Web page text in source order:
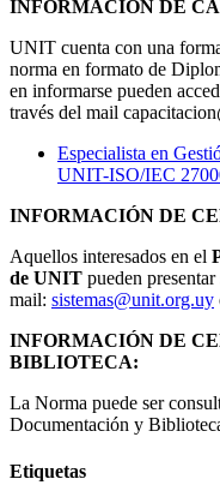
INFORMACIÓN DE
UNIT cuenta con una
norma en formato de
en informarse pueden
través del mail
Especialista en
UNIT-ISO/IEC
INFORMACIÓN DE
Aquellos interesados en el
de UNIT pueden
mail: sistemas@unit.org.uy
INFORMACIÓN DE
BIBLIOTECA:
La Norma puede ser
Documentación y
Etiquetas